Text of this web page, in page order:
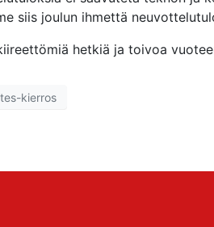
siis joulun ihmettä
hetkiä ja toivoa
tes-kierros